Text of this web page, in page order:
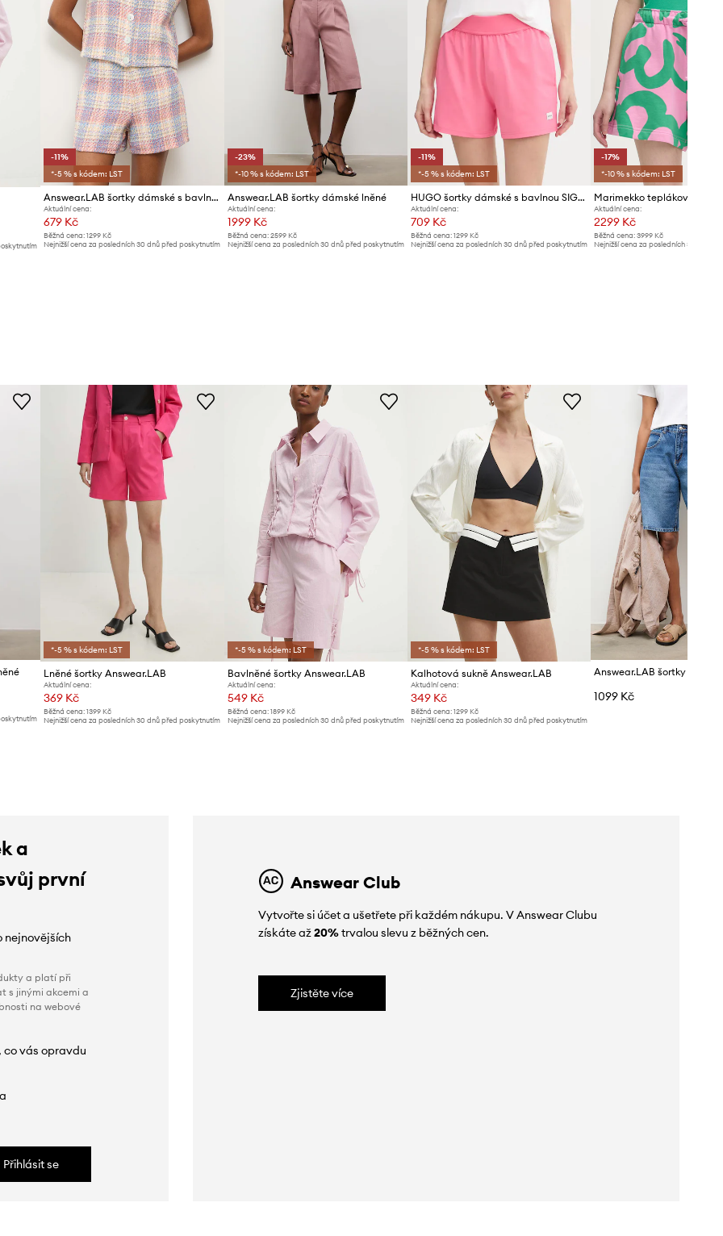
-11%
*-5 % s kódem: LST
Answear.LAB šortky dámské s bavlnou
Aktuální cena:
679 Kč
Běžná cena: 1299 Kč
Nejnižší cena za posledních 30 dnů před poskytnutím
-23%
*-10 % s kódem: LST
Answear.LAB šortky dámské lněné
Aktuální cena:
1999 Kč
Běžná cena: 2599 Kč
Nejnižší cena za posledních 30 dnů před poskytnutím
-11%
*-5 % s kódem: LST
HUGO šortky dámské s bavlnou SIGNATURE_SHORT
Aktuální cena:
709 Kč
Běžná cena:1299 Kč
Nejnižší cena za posledních 30 dnů před poskytnutím
-17%
*-10 % s kódem: LST
Aktuální cena:
2299 Kč
Běžná cena: 3999 Kč
Nejnižší cena za posledních 30 dnů
*-5 % s kódem: LST
Lněné šortky Answear.LAB
Aktuální cena:
369 Kč
Běžná cena: 1399 Kč
Nejnižší cena za posledních 30 dnů před poskytnutím
*-5 % s kódem: LST
Bavlněné šortky Answear.LAB
Aktuální cena:
549 Kč
Běžná cena: 1899 Kč
Nejnižší cena za posledních 30 dnů před poskytnutím
*-5 % s kódem: LST
Kalhotová sukně Answear.LAB
Aktuální cena:
349 Kč
Běžná cena:1299 Kč
Nejnižší cena za posledních 30 dnů před poskytnutím
1099 Kč
a
první
nejnovějších
a platí při
s jinými akcemi a
na webové
co vás opravdu
Přihlásit se
Answear Club
Vytvořte si účet a ušetřete při každém nákupu. V Answear Clubu
získáte až20%trvalou slevu z běžných cen.
Zjistěte více